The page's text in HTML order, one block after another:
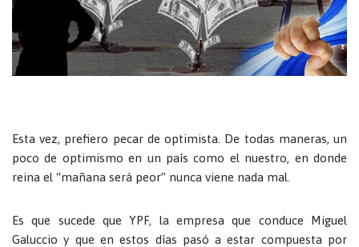
Esta vez, prefiero pecar de optimista. De todas maneras, un
poco de optimismo en un país como el nuestro, en donde
reina el “mañana será peor” nunca viene nada mal.
Es que sucede que YPF, la empresa que conduce Miguel
Galuccio y que en estos días pasó a estar compuesta por